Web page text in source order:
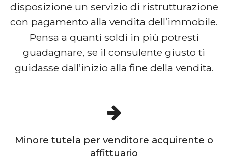
disposizione un servizio di ristrutturazione
con pagamento alla vendita dell’immobile.
Pensa a quanti soldi in più potresti
guadagnare, se il consulente giusto ti
guidasse dall’inizio alla fine della vendita.
Minore tutela per venditore acquirente o
affittuario